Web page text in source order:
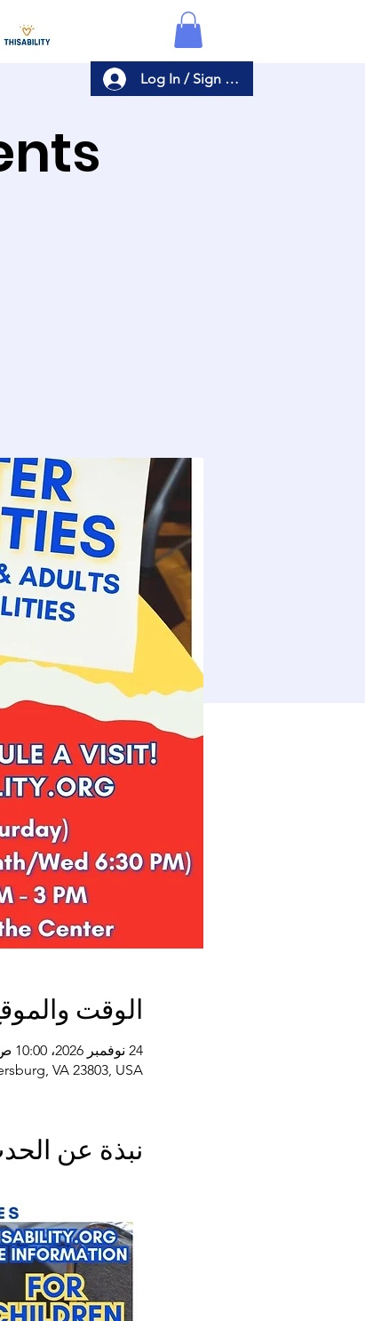
Log In / Sign Up
الوقت
24 نوفمبر 2026، 10:00 ص – 25 نوفمبر 2027، 2:00 م
VA 23803, USA
نبذة عن